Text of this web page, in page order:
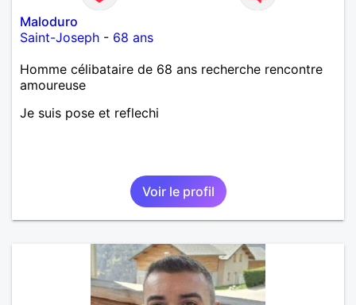
Maloduro
Saint-Joseph - 68 ans
Homme célibataire de 68 ans recherche rencontre
amoureuse
Je suis pose et reflechi
Voir le profil